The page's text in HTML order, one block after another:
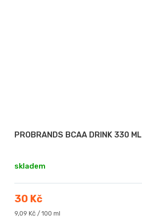
PROBRANDS BCAA DRINK 330 ML
skladem
30 Kč
Měrná
9,09 Kč / 100 ml